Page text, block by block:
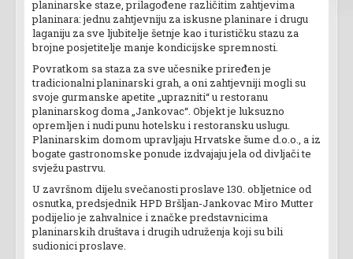
planinarske staze, prilagođene različitim zahtjevima
planinara: jednu zahtjevniju za iskusne planinare i drugu
laganiju za sve ljubitelje šetnje kao i turističku stazu za
brojne posjetitelje manje kondicijske spremnosti.
Povratkom sa staza za sve učesnike priređen je
tradicionalni planinarski grah, a oni zahtjevniji mogli su
svoje gurmanske apetite „uprazniti“ u restoranu
planinarskog doma „Jankovac“. Objekt je luksuzno
opremljen i nudi punu hotelsku i restoransku uslugu.
Planinarskim domom upravljaju Hrvatske šume d.o.o., a iz
bogate gastronomske ponude izdvajaju jela od divljači te
svježu pastrvu.
U završnom dijelu svečanosti proslave 130. obljetnice od
osnutka, predsjednik HPD Bršljan-Jankovac Miro Mutter
podijelio je zahvalnice i značke predstavnicima
planinarskih društava i drugih udruženja koji su bili
sudionici proslave.